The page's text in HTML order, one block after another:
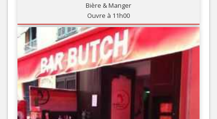
Bière & Manger
Ouvre à 11h00